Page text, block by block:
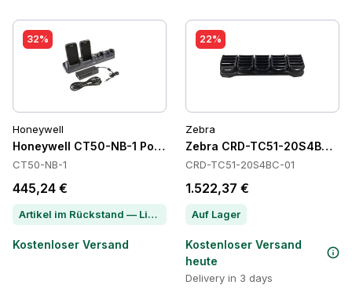
32%
Honeywell
Honeywell CT50-NB-1 Power Supply
CT50-NB-1
445,24 €
Artikel im Rückstand — Lieferzeit per Chat erfragen
Kostenloser Versand
22%
Zebra
Zebra CRD-TC51-20S4BC-
CRD-TC51-20S4BC-01
1.522,37 €
Auf Lager
Kostenloser Versand
heute
Delivery in 3 days